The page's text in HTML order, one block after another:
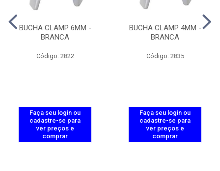
BUCHA CLAMP 6MM -
BRANCA
Código: 2822
Faça seu login ou
cadastre-se para
ver preços e
comprar
BUCHA CLAMP 4MM -
BRANCA
Código: 2835
Faça seu login ou
cadastre-se para
ver preços e
comprar